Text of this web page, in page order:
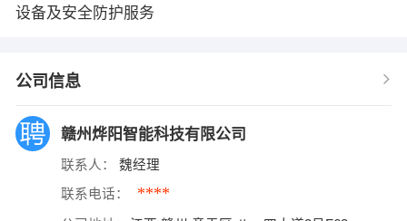
设备及安全防护服务
公司信息
赣州烨阳智能科技有限公司
联系人： 魏经理
联系电话： ****